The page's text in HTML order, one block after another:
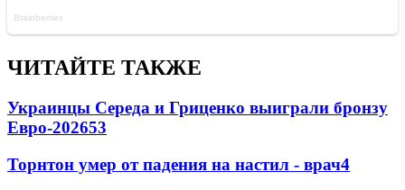
ЧИТАЙТЕ ТАКЖЕ
Украинцы Середа и Гриценко выиграли бронзу
Евро-202653
Торнтон умер от падения на настил - врач4